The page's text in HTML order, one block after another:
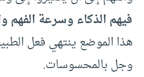
فيهم الذكاء وسرعة الفهم
هذا الموضع ينتهي فعل
وجل بالمحسوسات.